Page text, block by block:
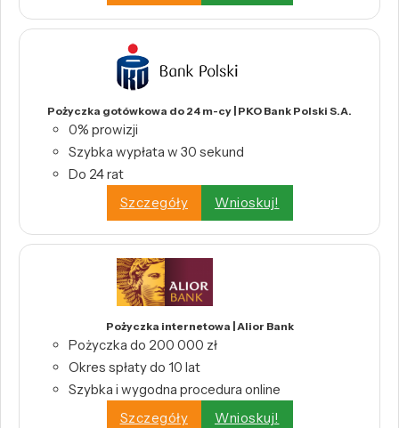
Pożyczka gotówkowa do 24 m-cy | PKO Bank Polski S.A.
0% prowizji
Szybka wypłata w 30 sekund
Do 24 rat
Szczegóły
Wnioskuj!
Pożyczka internetowa | Alior Bank
Pożyczka do 200 000 zł
Okres spłaty do 10 lat
Szybka i wygodna procedura online
Szczegóły
Wnioskuj!